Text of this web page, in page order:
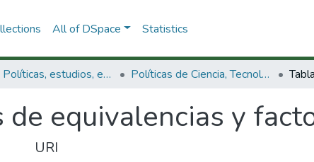
All of DSpace Statistics
3.2.1. Políticas, estudios, evaluaciones e indicadores de CTeI Políticas de Ciencia, Tecnología e Innovación
de equivalencias y
URI